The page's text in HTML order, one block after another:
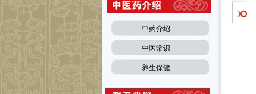
中药介绍
中医常识
养生保健